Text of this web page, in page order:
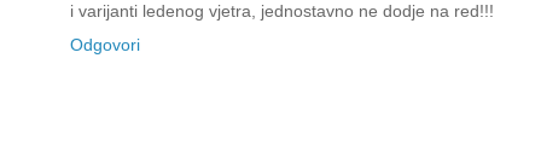
i varijanti ledenog vjetra, jednostavno ne dodje na red!!!
Odgovori